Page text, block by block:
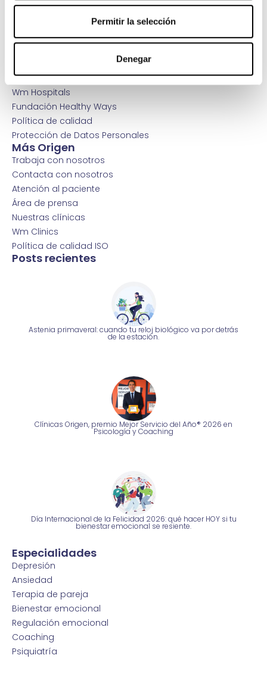
Permitir la selección
Denegar
¿Quiénes somos?
Sistema integral de mejora
Abre tu clínica
Wm Hospitals
Fundación Healthy Ways
Política de calidad
Protección de Datos Personales
Más Origen
Trabaja con nosotros
Contacta con nosotros
Atención al paciente
Área de prensa
Nuestras clínicas
Wm Clinics
Política de calidad ISO
Posts recientes
Astenia primaveral: cuando tu reloj biológico va por detrás
de la estación.
Clínicas Origen, premio Mejor Servicio del Año® 2026 en
Psicología y Coaching
Día Internacional de la Felicidad 2026: qué hacer HOY si tu
bienestar emocional se resiente.
Especialidades
Depresión
Ansiedad
Terapia de pareja
Bienestar emocional
Regulación emocional
Coaching
Psiquiatría